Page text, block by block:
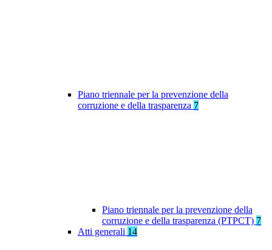
Piano triennale per la prevenzione della
corruzione e della trasparenza 7
Piano triennale per la prevenzione della
corruzione e della trasparenza (PTPCT) 7
Atti generali 14